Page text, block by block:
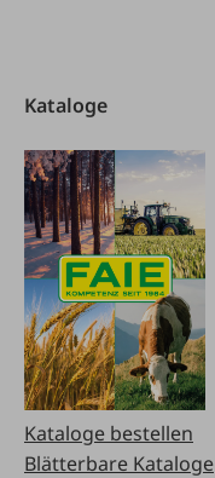
Kataloge
Kataloge bestellen
Blätterbare Kataloge